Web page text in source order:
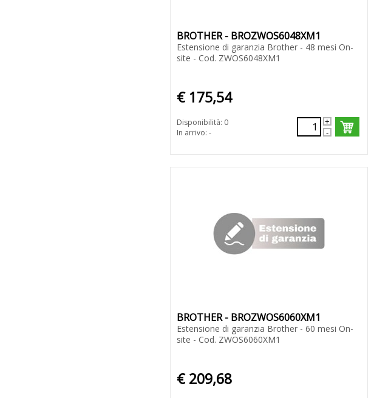
BROTHER - BROZWOS6048XM1
Estensione di garanzia Brother - 48 mesi On-
site - Cod. ZWOS6048XM1
€ 175,54
Disponibilità: 0
In arrivo: -
BROTHER - BROZWOS6060XM1
Estensione di garanzia Brother - 60 mesi On-
site - Cod. ZWOS6060XM1
€ 209,68